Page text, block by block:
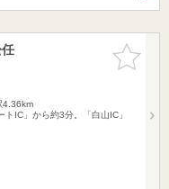
お気に入
りに追加
4.36km
IC」から約3分。「白山IC」